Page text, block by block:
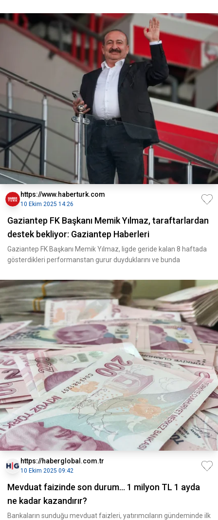
https://www.haberturk.com
10 Ekim 2025 14:26
Gaziantep FK Başkanı Memik Yılmaz, taraftarlardan
destek bekliyor: Gaziantep Haberleri
Gaziantep FK Başkanı Memik Yılmaz, ligde geride kalan 8 haftada
gösterdikleri performanstan gurur duyduklarını ve bunda
https://haberglobal.com.tr
10 Ekim 2025 09:42
Mevduat faizinde son durum... 1 milyon TL 1 ayda
ne kadar kazandırır?
Bankaların sunduğu mevduat faizleri, yatırımcıların gündeminde ilk